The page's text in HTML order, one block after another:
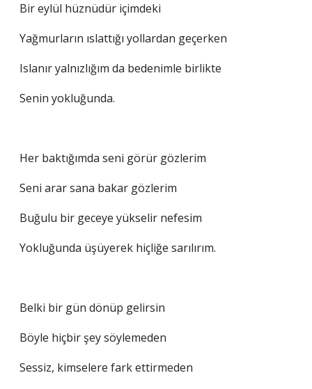
Bir eylül hüznüdür içimdeki
Yağmurların ıslattığı yollardan geçerken
Islanır yalnızlığım da bedenimle birlikte
Senin yokluğunda.
Her baktığımda seni görür gözlerim
Seni arar sana bakar gözlerim
Buğulu bir geceye yükselir nefesim
Yokluğunda üşüyerek hiçliğe sarılırım.
Belki bir gün dönüp gelirsin
Böyle hiçbir şey söylemeden
Sessiz, kimselere fark ettirmeden